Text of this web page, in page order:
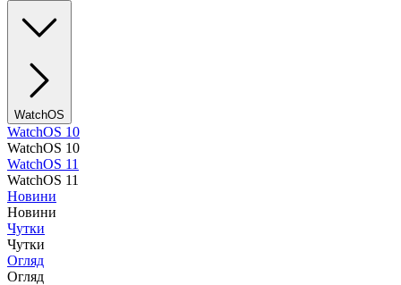
WatchOS
WatchOS 10
WatchOS 10
WatchOS 11
WatchOS 11
Новини
Новини
Чутки
Чутки
Огляд
Огляд